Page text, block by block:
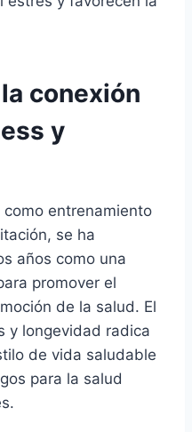
conexión
y
entrenamiento
se ha
años como una
promover el
de la salud. El
y longevidad radica
de vida saludable
para la salud